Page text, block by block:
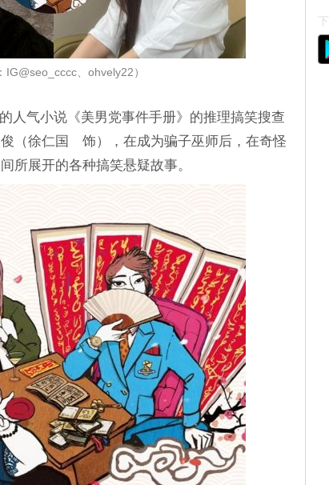
IG@seo_cccc、ohvely22）
人气小说《美男党事件手册》的推理搞笑搜查
（徐仁国 饰），在成为骗子巫师后，在奇怪
所展开的各种搞笑悬疑故事。